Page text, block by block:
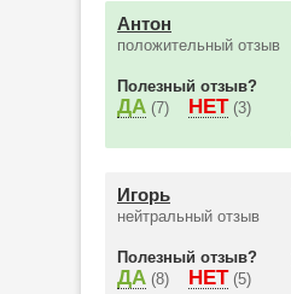
Антон
положительный отзыв
Полезный отзыв?
ДА (7) НЕТ (3)
Игорь
нейтральный отзыв
Полезный отзыв?
ДА (8) НЕТ (5)